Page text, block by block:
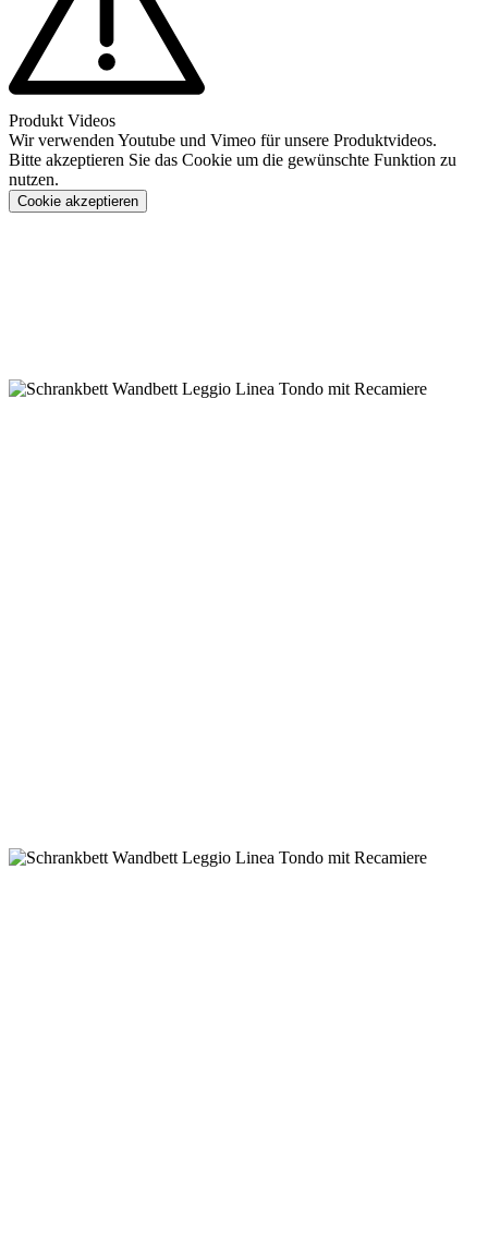
Produkt Videos
Wir verwenden Youtube und Vimeo für unsere Produktvideos.
Bitte akzeptieren Sie das Cookie um die gewünschte Funktion zu
nutzen.
Cookie akzeptieren